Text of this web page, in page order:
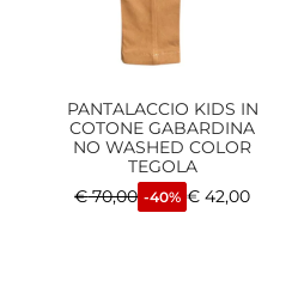
PANTALACCIO KIDS IN
COTONE GABARDINA
NO WASHED COLOR
TEGOLA
€70,00 -40% € 42,00